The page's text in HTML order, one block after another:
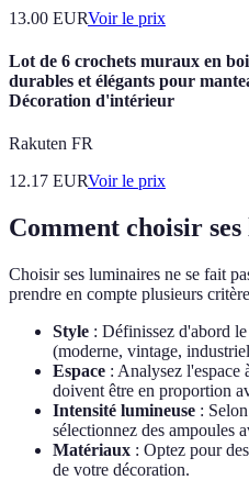
13.00 EURVoir le prix
Lot de 6 crochets muraux en
durables et élégants pour
Décoration d'intérieur
Rakuten FR
12.17 EURVoir le prix
Comment choisir
Choisir ses luminaires ne se fait
prendre en compte plusieurs
Style : Définissez d'abord
(moderne, vintage,
Espace : Analysez l'espace
doivent être en proportion
Intensité lumineuse :
sélectionnez des ampoules
Matériaux : Optez pour
de votre décoration.